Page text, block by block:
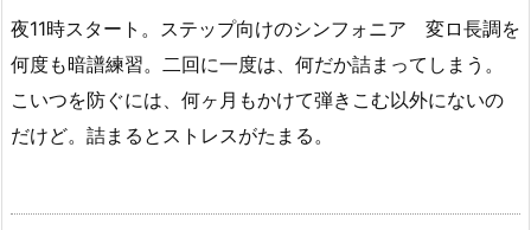
夜11時スタート。ステップ向けのシンフォニア 変ロ長調を
何度も暗譜練習。二回に一度は、何だか詰まってしまう。
こいつを防ぐには、何ヶ月もかけて弾きこむ以外にないの
だけど。詰まるとストレスがたまる。